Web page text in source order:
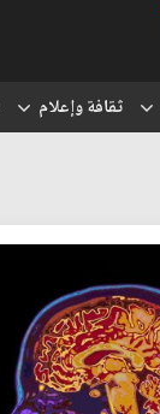
ثقافة وإعلام